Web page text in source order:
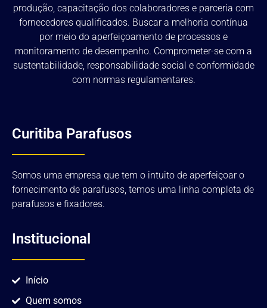
produção, capacitação dos colaboradores e parceria com
fornecedores qualificados. Buscar a melhoria contínua
por meio do aperfeiçoamento de processos e
monitoramento de desempenho. Comprometer-se com a
sustentabilidade, responsabilidade social e conformidade
com normas regulamentares.
Curitiba Parafusos
Somos uma empresa que tem o intuito de aperfeiçoar o
fornecimento de parafusos, temos uma linha completa de
parafusos e fixadores.
Institucional
Início
Quem somos